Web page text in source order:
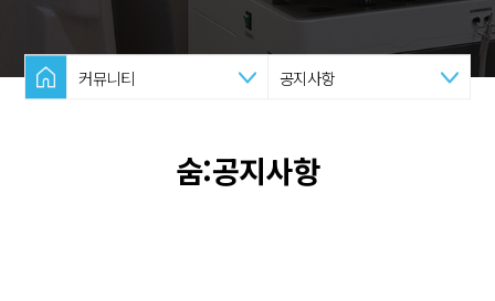
커뮤니티 공지사항
숨:공지사항